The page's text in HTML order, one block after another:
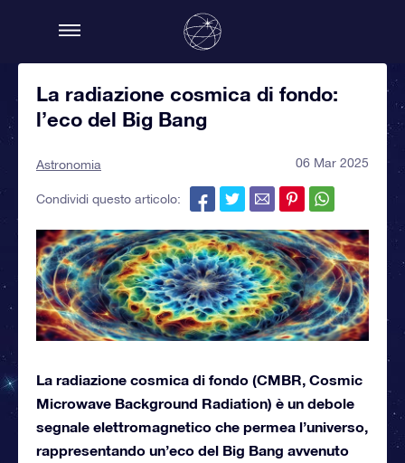
La radiazione cosmica di fondo:
l’eco del Big Bang
Astronomia 06 Mar 2025
Condividi questo articolo:
La radiazione cosmica di fondo (CMBR, Cosmic
Microwave Background Radiation) è un debole
segnale elettromagnetico che permea l’universo,
rappresentando un’eco del Big Bang avvenuto